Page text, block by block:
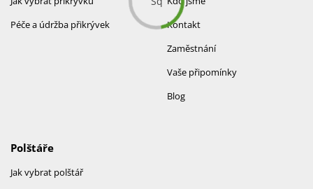
Kontakt
Zaměstnání
Vaše připomínky
Blog
Péče a údržba přikrývek
Polštáře
Jak vybrat polštář